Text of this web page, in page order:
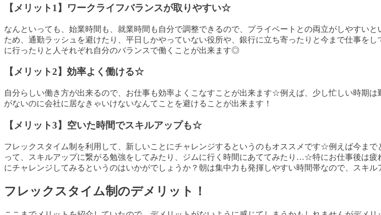
【メリット1 】ワークライフバランスが取りやすい☆
なんといっても、始業時間も、就業時間も自分で調整できるので、プライベートとの両立がしやすい
ため、通勤ラッシュを避けたり、平日しかやっていない役所や、銀行に立ち寄ったりと今まで仕事を
に行ったりと人それぞれ自分のバランスで働くことが出来ます◎
【メリット2】効率よく働ける☆
自分らしい働き方が出来るので、お仕事も効率よくこなすことが出来ます☆例えば、少し忙しい時期
がないのに会社に居なきゃいけないなんてことを避けることが出来ます！
【メリット3】空いた時間でスキルアップも☆
フレックスタイム制を利用して、新しいことにチャレンジするというのもオススメです☆例えば今ま
って、スキルアップに繋がる勉強をしてみたり、ジムに行く時間にあててみたり …☆特にお仕事後は疲
にチャレンジしてみるというのはいかがでしょうか？朝は集中力も発揮しやすい時間帯なので、スキ
フレックスタイム制のデメリット！